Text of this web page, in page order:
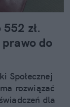
zł.
do
Społecznej
rozwiązać
dla